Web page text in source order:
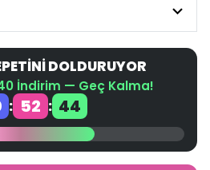
DOLDURUYOR
İndirim — Geç Kalma!
: 52 : 44